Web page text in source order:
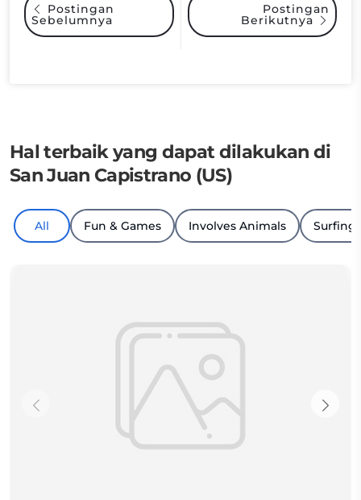
Postingan
Berikutnya
Postingan
Sebelumnya
Hal terbaik yang dapat dilakukan di
San Juan Capistrano (US)
All Fun & Games Involves Animals Surfing